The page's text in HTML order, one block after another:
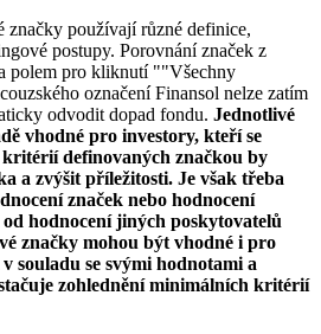
značky používají různé definice,
postupy. Porovnání značek z
polem pro kliknutí ""Všechny
označení Finansol nelze zatím
odvodit dopad fondu. Jednotlivé
vhodné pro investory, kteří se
definovaných značkou by
a zvýšit příležitosti. Je však třeba
značek nebo hodnocení
hodnocení jiných poskytovatelů
značky mohou být vhodné i pro
souladu se svými hodnotami a
zohlednění minimálních kritérií